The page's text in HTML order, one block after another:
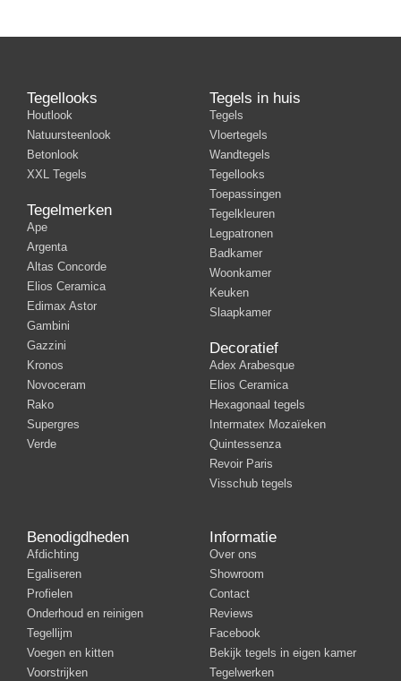
Tegellooks
Houtlook
Natuursteenlook
Betonlook
XXL Tegels
Tegelmerken
Ape
Argenta
Altas Concorde
Elios Ceramica
Edimax Astor
Gambini
Gazzini
Kronos
Novoceram
Rako
Supergres
Verde
Tegels in huis
Tegels
Vloertegels
Wandtegels
Tegellooks
Toepassingen
Tegelkleuren
Legpatronen
Badkamer
Woonkamer
Keuken
Slaapkamer
Decoratief
Adex Arabesque
Elios Ceramica
Hexagonaal tegels
Intermatex Mozaïeken
Quintessenza
Revoir Paris
Visschub tegels
Benodigdheden
Afdichting
Egaliseren
Profielen
Onderhoud en reinigen
Tegellijm
Voegen en kitten
Voorstrijken
Informatie
Over ons
Showroom
Contact
Reviews
Facebook
Bekijk tegels in eigen kamer
Tegelwerken